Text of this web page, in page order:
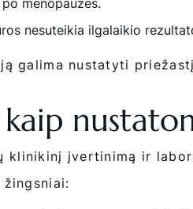
menopauzės.
nesuteikia ilgalaikio
galima nustatyti
klinikinį įvertinimą ir